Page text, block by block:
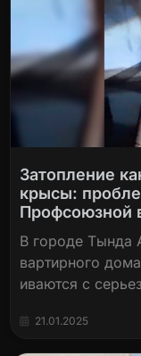
Затопление
крысы:
Профсоюзной
В городе Тында
вартирного
иваются с
21.01.2025